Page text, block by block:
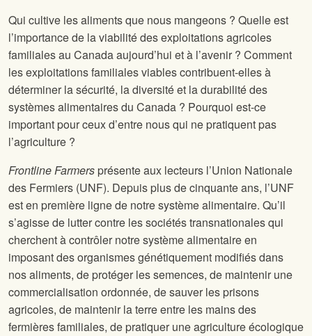
Qui cultive les aliments que nous mangeons ? Quelle est
l’importance de la viabilité des exploitations agricoles
familiales au Canada aujourd’hui et à l’avenir ? Comment
les exploitations familiales viables contribuent-elles à
déterminer la sécurité, la diversité et la durabilité des
systèmes alimentaires du Canada ? Pourquoi est-ce
important pour ceux d’entre nous qui ne pratiquent pas
l’agriculture ?
Frontline Farmersprésente aux lecteurs l’Union Nationale
des Fermiers (UNF). Depuis plus de cinquante ans, l’UNF
est en première ligne de notre système alimentaire. Qu’il
s’agisse de lutter contre les sociétés transnationales qui
cherchent à contrôler notre système alimentaire en
imposant des organismes génétiquement modifiés dans
nos aliments, de protéger les semences, de maintenir une
commercialisation ordonnée, de sauver les prisons
agricoles, de maintenir la terre entre les mains des
fermières familiales, de pratiquer une agriculture écologique